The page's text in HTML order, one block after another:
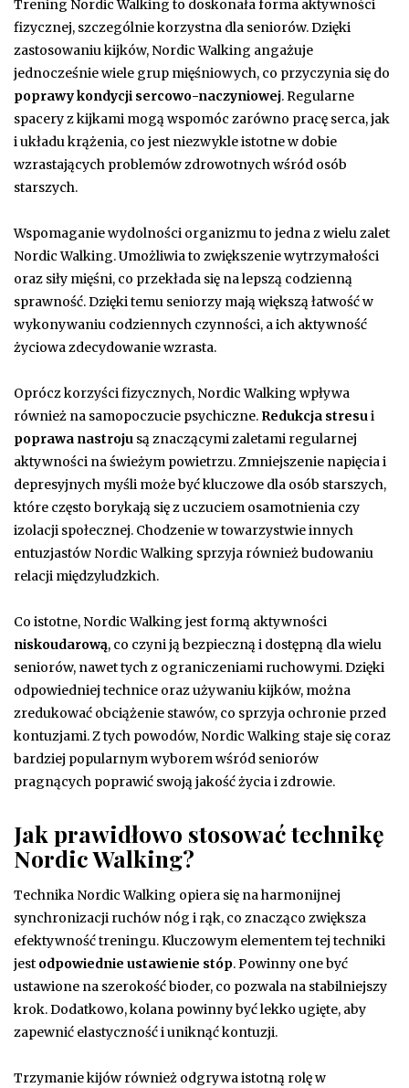
Trening Nordic Walking to doskonała forma aktywności
fizycznej, szczególnie korzystna dla seniorów. Dzięki
zastosowaniu kijków, Nordic Walking angażuje
jednocześnie wiele grup mięśniowych, co przyczynia się do
poprawy kondycji sercowo-naczyniowej. Regularne
spacery z kijkami mogą wspomóc zarówno pracę serca, jak
i układu krążenia, co jest niezwykle istotne w dobie
wzrastających problemów zdrowotnych wśród osób
starszych.
Wspomaganie wydolności organizmu to jedna z wielu zalet
Nordic Walking. Umożliwia to zwiększenie wytrzymałości
oraz siły mięśni, co przekłada się na lepszą codzienną
sprawność. Dzięki temu seniorzy mają większą łatwość w
wykonywaniu codziennych czynności, a ich aktywność
życiowa zdecydowanie wzrasta.
Oprócz korzyści fizycznych, Nordic Walking wpływa
również na samopoczucie psychiczne. Redukcja stresui
poprawa nastroju są znaczącymi zaletami regularnej
aktywności na świeżym powietrzu. Zmniejszenie napięcia i
depresyjnych myśli może być kluczowe dla osób starszych,
które często borykają się z uczuciem osamotnienia czy
izolacji społecznej. Chodzenie w towarzystwie innych
entuzjastów Nordic Walking sprzyja również budowaniu
relacji międzyludzkich.
Co istotne, Nordic Walking jest formą aktywności
niskoudarową, co czyni ją bezpieczną i dostępną dla wielu
seniorów, nawet tych z ograniczeniami ruchowymi. Dzięki
odpowiedniej technice oraz używaniu kijków, można
zredukować obciążenie stawów, co sprzyja ochronie przed
kontuzjami. Z tych powodów, Nordic Walking staje się coraz
bardziej popularnym wyborem wśród seniorów
pragnących poprawić swoją jakość życia i zdrowie.
Jak prawidłowo stosować technikę
Nordic Walking?
Technika Nordic Walking opiera się na harmonijnej
synchronizacji ruchów nóg i rąk, co znacząco zwiększa
efektywność treningu. Kluczowym elementem tej techniki
jest odpowiednie ustawienie stóp. Powinny one być
ustawione na szerokość bioder, co pozwala na stabilniejszy
krok. Dodatkowo, kolana powinny być lekko ugięte, aby
zapewnić elastyczność i uniknąć kontuzji.
Trzymanie kijów również odgrywa istotną rolę w